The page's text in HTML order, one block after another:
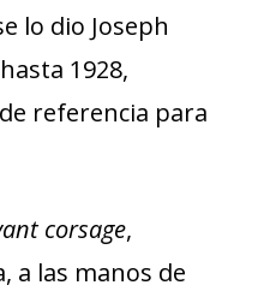
lo dio Joseph
1928,
referencia para
corsage,
a las manos de